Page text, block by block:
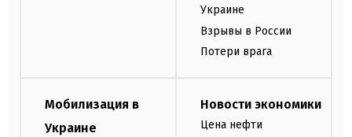
Украине
Взрывы в России
Потери врага
Мобилизация в
Украине
Новости экономики
Цена нефти